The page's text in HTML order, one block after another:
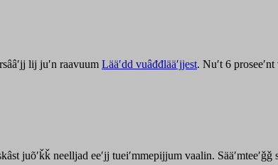
lij juʹn raavuum Lääʹdd vuâđđlääʹjjest. Nuʹt 6
juõʹǩǩ neelljad eeʹjj tueiʹmmepijjum vaalin. Sääʹmteeʹǧǧ